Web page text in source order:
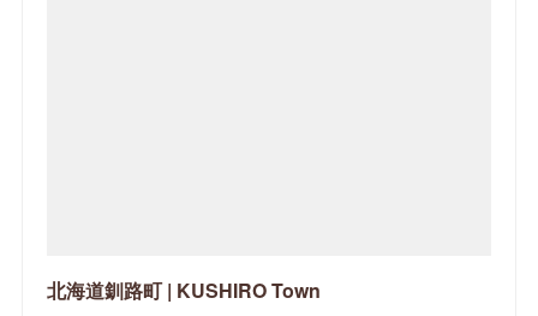
北海道釧路町 | KUSHIRO Town